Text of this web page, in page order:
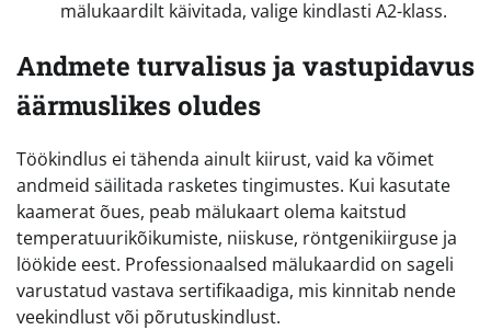
mälukaardilt käivitada, valige kindlasti A2-klass.
Andmete turvalisus ja vastupidavus
äärmuslikes oludes
Töökindlus ei tähenda ainult kiirust, vaid ka võimet
andmeid säilitada rasketes tingimustes. Kui kasutate
kaamerat õues, peab mälukaart olema kaitstud
temperatuurikõikumiste, niiskuse, röntgenikiirguse ja
löökide eest. Professionaalsed mälukaardid on sageli
varustatud vastava sertifikaadiga, mis kinnitab nende
veekindlust või põrutuskindlust.